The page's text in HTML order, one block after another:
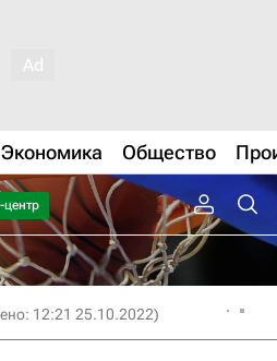
Экономика Общество
12:21 25.10.2022)